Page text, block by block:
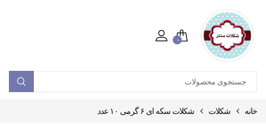
۰
خانه شکلات شکلات سکه ای ۶ گرمی ۱۰ عدد